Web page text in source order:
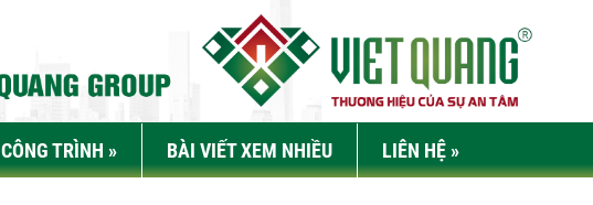
CÔNG TRÌNH » BÀI VIẾT XEM NHIỀU LIÊN HỆ »